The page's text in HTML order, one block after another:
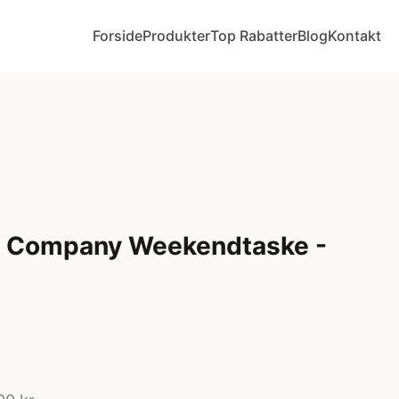
ForsideProdukterTop RabatterBlogKontakt
Weekendtaske -